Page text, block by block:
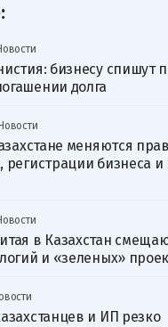
бизнесу спишут
долга
меняются
регистрации бизнеса и
в Казахстан
и «зеленых»
и ИП резко